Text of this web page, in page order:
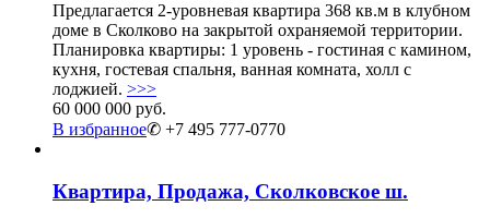
Предлагается 2-уровневая квартира 368 кв.м в клубном
доме в Сколково на закрытой охраняемой территории.
Планировка квартиры: 1 уровень - гостиная с камином,
кухня, гостевая спальня, ванная комната, холл с
лоджией. >>>
60 000 000 руб.
В избранное✆ +7 495 777-0770
Квартира, Продажа, Сколковское ш.